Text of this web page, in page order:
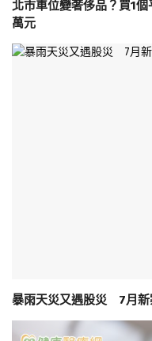
北市車位變奢侈品？買1
萬元
暴雨天災又遇股災 7月新